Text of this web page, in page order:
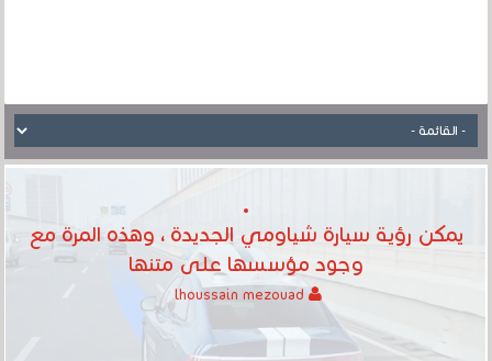
يمكن رؤية سيارة شياومي الجديدة ، وهذه المرة مع
وجود مؤسسها على متنها